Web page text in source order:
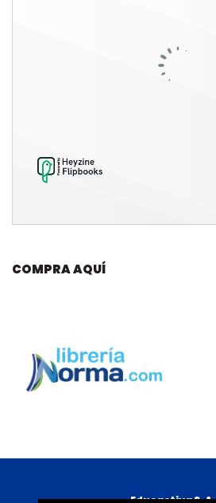
COMPRA AQUÍ
Educactiva S. A.